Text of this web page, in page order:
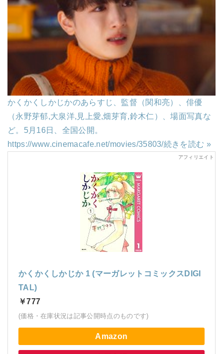
かくかくしかじかのあらすじ、監督（関和亮）、俳優
（永野芽郁,大泉洋,見上愛,畑芽育,鈴⽊仁）、場面写真な
ど。5月16日、全国公開。
https://www.cinemacafe.net/movies/35803/続きを読む »
かくかくしかじか 1 (マーガレットコミックスDIGI
TAL)
￥777
(価格・在庫状況は記事公開時点のものです)
Amazon